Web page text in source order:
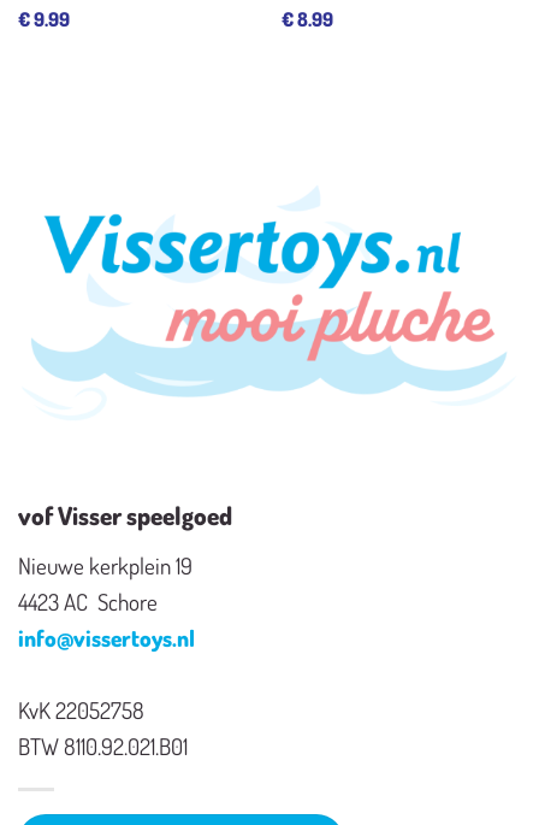
€9.99 €8.99
vof Visser speelgoed
Nieuwe kerkplein 19
4423 AC Schore
info@vissertoys.nl
KvK 22052758
BTW 8110.92.021.B01